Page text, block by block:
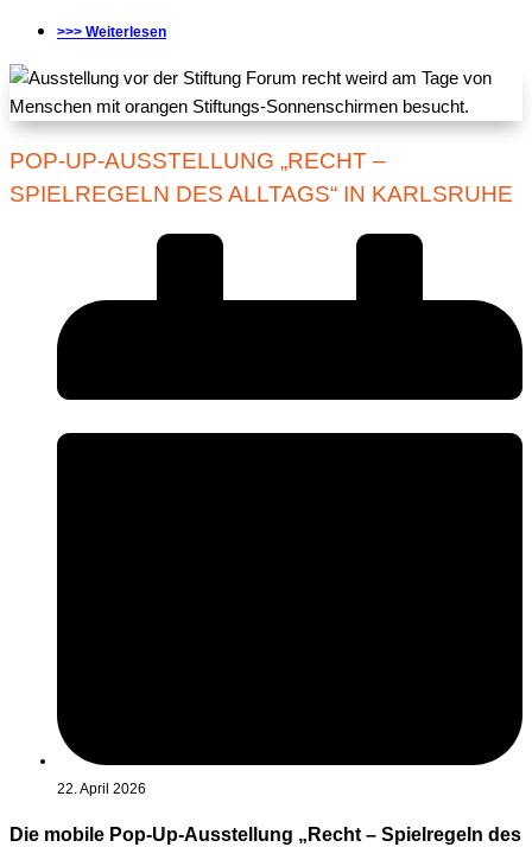
>>> Weiterlesen
POP-UP-AUSSTELLUNG „RECHT –
SPIELREGELN DES ALLTAGS“ IN KARLSRUHE
22. April 2026
Die mobile Pop-Up-Ausstellung „Recht – Spielregeln des